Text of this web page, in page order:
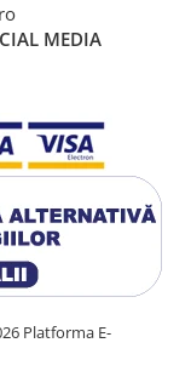
MEDIA
Platforma E-